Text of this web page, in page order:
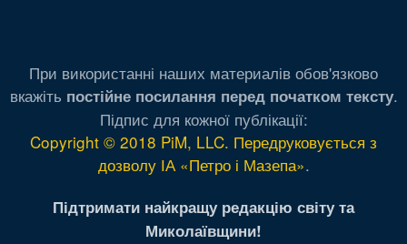
При використанні наших материалів обов'язково
вкажіть постійне посилання перед початком тексту.
Підпис для кожної публікації:
Copyright © 2018 PiM, LLC. Передруковується з
дозволу ІА «Петро і Мазепа».
Підтримати найкращу редакцію світу та
Миколаївщини!